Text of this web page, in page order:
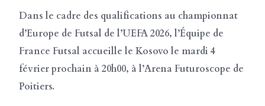
Dans le cadre des qualifications au championnat
d’Europe de Futsal de l’UEFA 2026, l’Équipe de
France Futsal accueille le Kosovo le mardi 4
février prochain à 20h00, à l’Arena Futuroscope de
Poitiers.